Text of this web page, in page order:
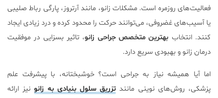
فعالیت‌های روزمره است. مشکلات زانو، مانند آرتروز، پارگی رباط صلیبی
یا آسیب‌های غضروفی، می‌توانند حرکت را محدود کرده و درد زیادی ایجاد
کنند. انتخاب بهترین متخصص جراحی زانو، تاثیر بسزایی در موفقیت
درمان زانو و بهبودی سریع دارد.
اما آیا همیشه نیاز به جراحی است؟ خوشبختانه، با پیشرفت علم
پزشکی، روش‌های نوینی مانند تزریق سلول بنیادی به زانونیز ارائه